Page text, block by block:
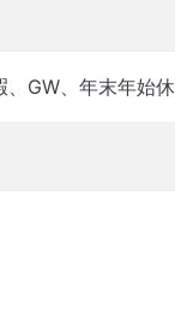
GW、年末年始